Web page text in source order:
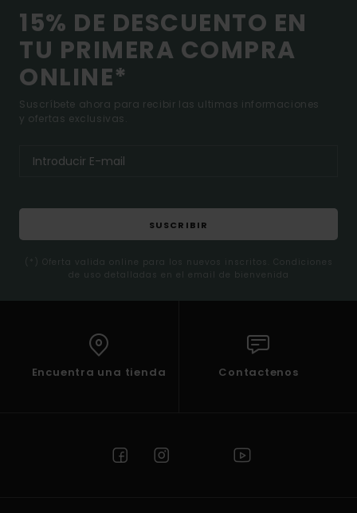
15% DE DESCUENTO EN
TU PRIMERA COMPRA
ONLINE*
Suscríbete ahora para recibir las ultimas informaciones
y ofertas exclusivas.
SUSCRIBIR
(*) Oferta valida online para los nuevos inscritos. Condiciones
de uso detalladas en el email de bienvenida
Encuentra una tienda Contactenos